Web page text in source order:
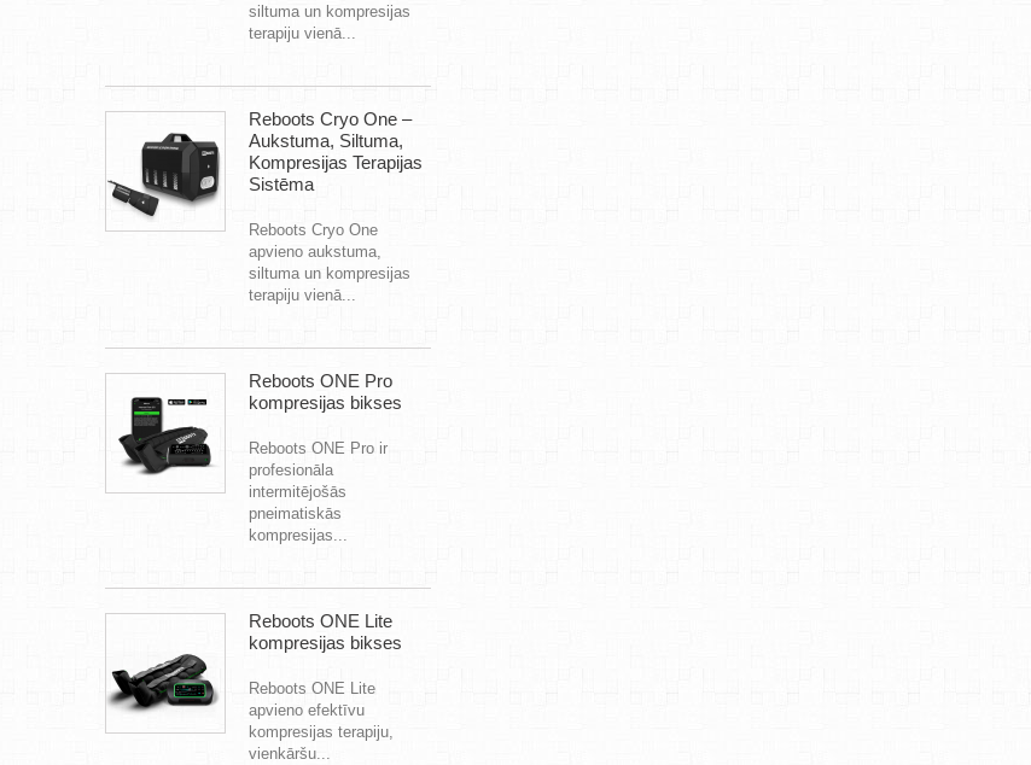
siltuma un kompresijas
terapiju vienā...
Reboots Cryo One –
Aukstuma, Siltuma,
Kompresijas Terapijas
Sistēma
Reboots Cryo One
apvieno aukstuma,
siltuma un kompresijas
terapiju vienā...
Reboots ONE Pro
kompresijas bikses
Reboots ONE Pro ir
profesionāla
intermitējošās
pneimatiskās
kompresijas...
Reboots ONE Lite
kompresijas bikses
Reboots ONE Lite
apvieno efektīvu
kompresijas terapiju,
vienkāršu...